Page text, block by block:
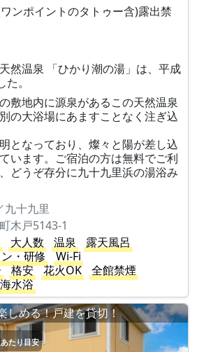
ンポイントのタトゥー含)露出禁
然温泉 「ひかり潮の湯」は、平成
。
敷地内に源泉があるこの天然温泉
の大浴場にあますことなく注ぎ込
となっており、燦々と陽が差し込
います。ご宿泊の方は無料でご利
どうぞ存分に九十九里浜の湯浴み
九十九里
木戸5143-1
大人数 温泉
露天風呂
・研修
Wi-Fi
格安 花火OK
全館禁煙
水浴
しめる！戸建を貸切！
たり目安